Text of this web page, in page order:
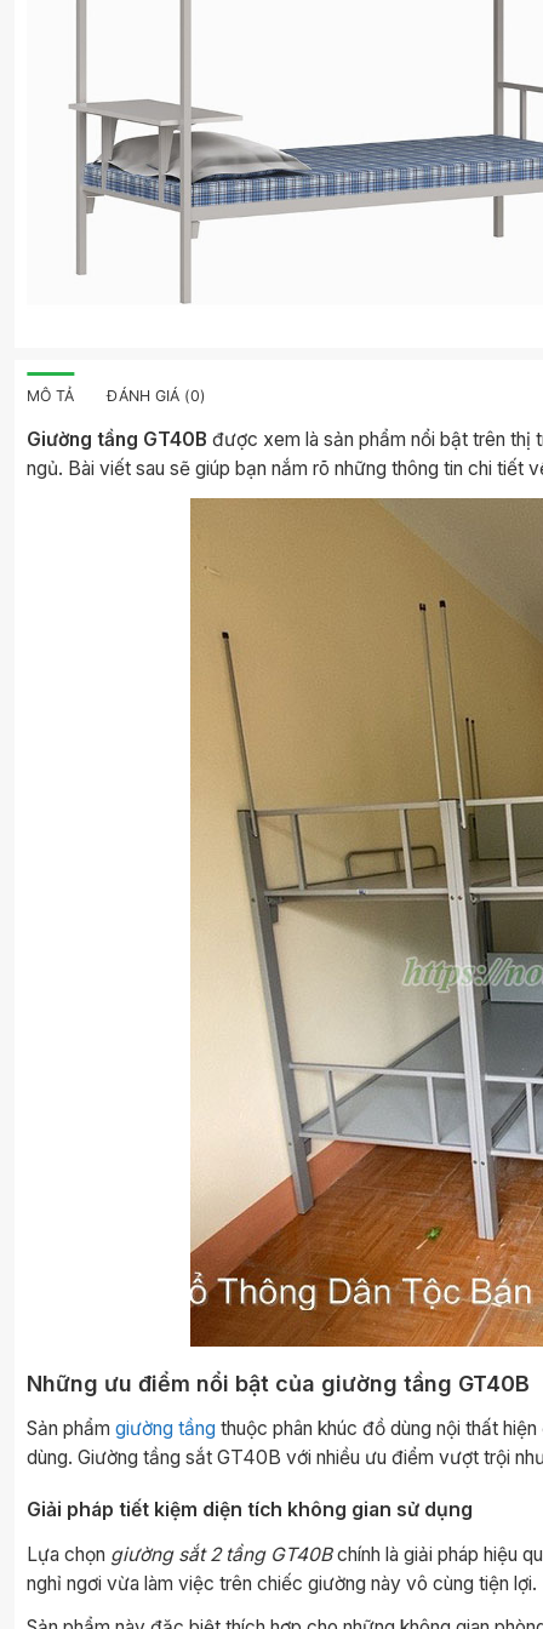
MÔ TẢ ĐÁNH GIÁ (0)
Giường tầng GT40B được xem là sản phẩm nổi bật trên thị
ngủ. Bài viết sau sẽ giúp bạn nắm rõ những thông tin chi tiết
Những ưu điểm nổi bật của giường tầng GT40B
Sản phẩm giường tầng thuộc phân khúc đồ dùng nội thất
dùng. Giường tầng sắt GT40B với nhiều ưu điểm vượt trội
Giải pháp tiết kiệm diện tích không gian sử dụng
Lựa chọn giường sắt 2 tầng GT40Bchính là giải pháp hiệu
nghỉ ngơi vừa làm việc trên chiếc giường này vô cùng tiện lợi.